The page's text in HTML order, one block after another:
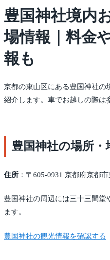
豊国神社境内
場情報｜料金
報も
京都の東山区にある豊国神社の
紹介します。車でお越しの際は
豊国神社の場所・
住所 ：〒605-0931 京都府京都
豊国神社の周辺には三十三間堂
ます。
豊国神社の観光情報を確認する